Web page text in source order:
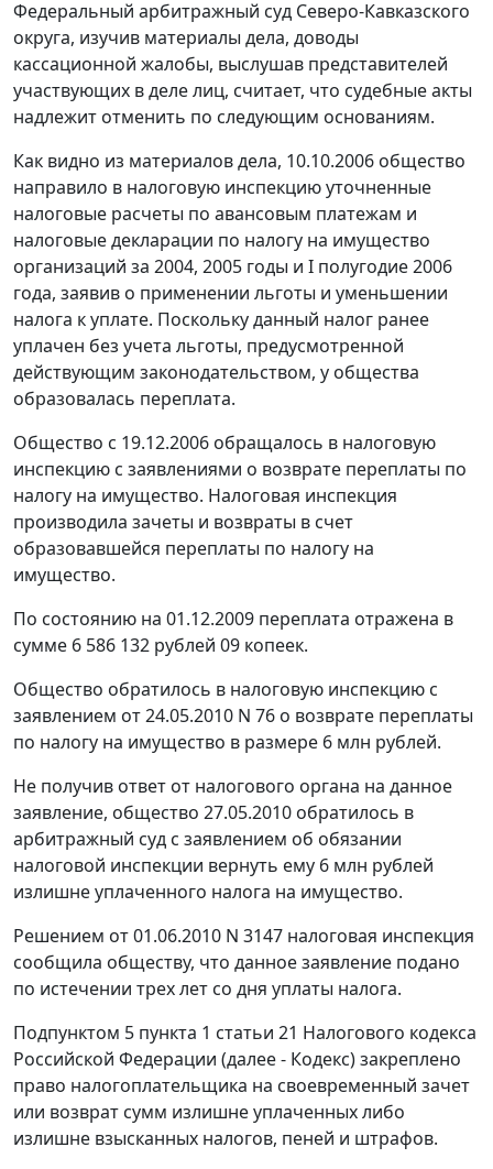
Федеральный арбитражный суд Северо-Кавказского
округа, изучив материалы дела, доводы
кассационной жалобы, выслушав представителей
участвующих в деле лиц, считает, что судебные акты
надлежит отменить по следующим основаниям.
Как видно из материалов дела, 10.10.2006 общество
направило в налоговую инспекцию уточненные
налоговые расчеты по авансовым платежам и
налоговые декларации по налогу на имущество
организаций за 2004, 2005 годы и I полугодие 2006
года, заявив о применении льготы и уменьшении
налога к уплате. Поскольку данный налог ранее
уплачен без учета льготы, предусмотренной
действующим законодательством, у общества
образовалась переплата.
Общество с 19.12.2006 обращалось в налоговую
инспекцию с заявлениями о возврате переплаты по
налогу на имущество. Налоговая инспекция
производила зачеты и возвраты в счет
образовавшейся переплаты по налогу на
имущество.
По состоянию на 01.12.2009 переплата отражена в
сумме 6 586 132 рублей 09 копеек.
Общество обратилось в налоговую инспекцию с
заявлением от 24.05.2010 N 76 о возврате переплаты
по налогу на имущество в размере 6 млн рублей.
Не получив ответ от налогового органа на данное
заявление, общество 27.05.2010 обратилось в
арбитражный суд с заявлением об обязании
налоговой инспекции вернуть ему 6 млн рублей
излишне уплаченного налога на имущество.
Решением от 01.06.2010 N 3147 налоговая инспекция
сообщила обществу, что данное заявление подано
по истечении трех лет со дня уплаты налога.
Подпунктом 5 пункта 1 статьи 21 Налогового кодекса
Российской Федерации (далее - Кодекс) закреплено
право налогоплательщика на своевременный зачет
или возврат сумм излишне уплаченных либо
излишне взысканных налогов, пеней и штрафов.